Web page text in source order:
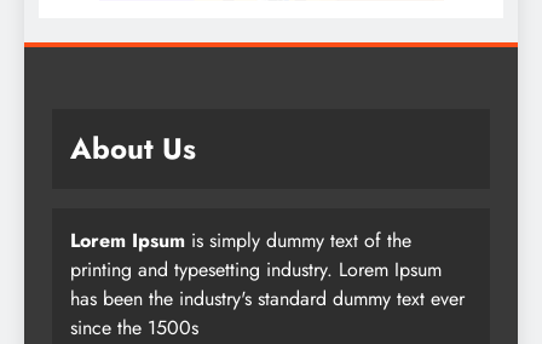
About Us
Lorem Ipsum is simply dummy text of the
printing and typesetting industry. Lorem Ipsum
has been the industry's standard dummy text ever
since the 1500s